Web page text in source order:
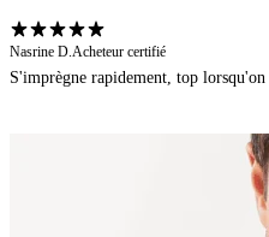
Nasrine D. Acheteur certifié
S'imprègne rapidement, top lorsqu'on